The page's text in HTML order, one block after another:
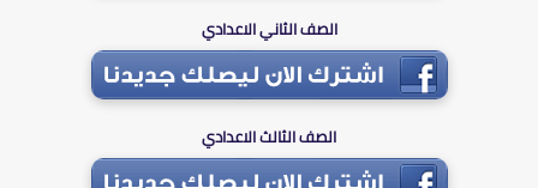
الصف الثاني الاعدادي
الصف الثالث الاعدادي